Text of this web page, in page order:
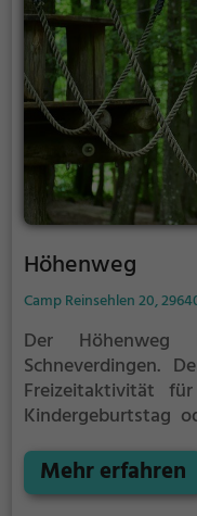
Höhenweg
Camp Reinsehlen 20,
Der
Schneverdingen.
Freizeitaktivität
Kindergeburtstag
Erdboden erwartet
und Erlebnis.
Mehr erfahren